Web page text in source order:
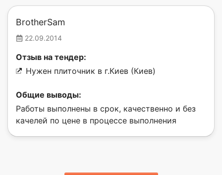
BrotherSam
22.09.2014
Отзыв на тендер:
Нужен плиточник в г.Киев (Киев)
Общие выводы:
Работы выполнены в срок, качественно и без
качелей по цене в процессе выполнения